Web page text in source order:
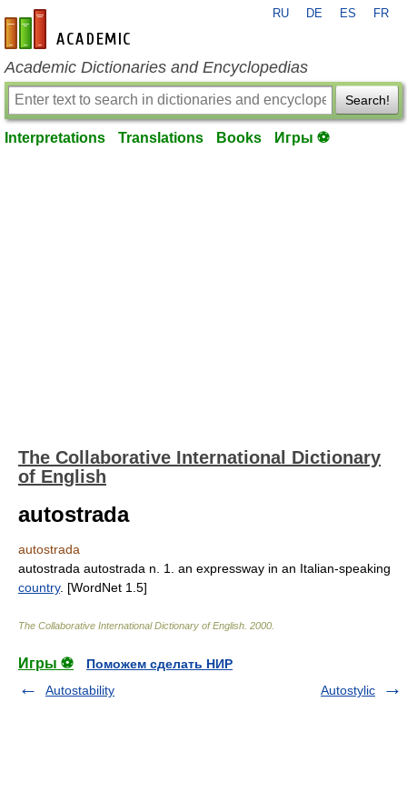
en-academic.com
RU DE ES FR
Academic Dictionaries and Encyclopedias
Search!
Interpretations Translations Books Игры ⚽
The Collaborative International Dictionary
of English
autostrada
autostrada
autostrada autostrada n. 1. an expressway in an Italian-speaking
country. [WordNet 1.5]
The Collaborative International Dictionary of English 2000
Игры ⚽
Поможем сделать НИР
Autostability
Autostylic